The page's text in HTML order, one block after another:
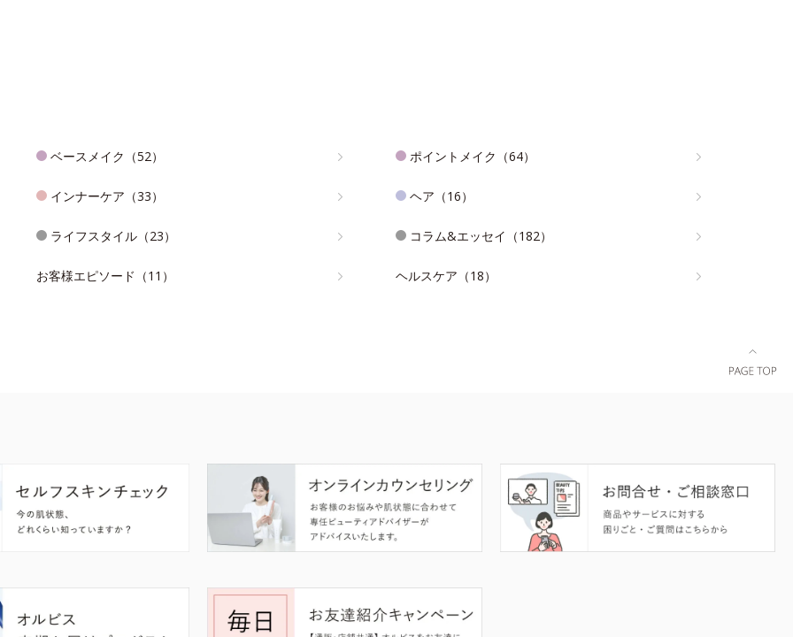
ベースメイク（52） ポイントメイク（64）
インナーケア（33） ヘア（16）
ライフスタイル（23） コラム&エッセイ（182）
お客様エピソード（11） ヘルスケア（18）